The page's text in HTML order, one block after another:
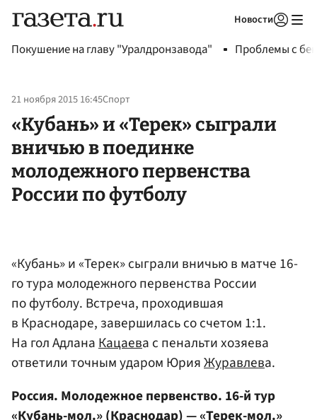
Новости
Покушение на главу "Уралдронзавода" Проблемы с
21 ноября 2015 16:45Спорт
«Кубань» и «Терек» сыграли
вничью в поединке
молодежного первенства
России по футболу
«Кубань» и «Терек» сыграли вничью в матче 16-
го тура молодежного первенства России
по футболу. Встреча, проходившая
в Краснодаре, завершилась со счетом 1:1.
На гол АдланаКацаева с пенальти хозяева
ответили точным ударом ЮрияЖуравлева.
Россия. Молодежное первенство. 16-й тур
«Кубань-мол.» (Краснодар) — «Терек-мол.»